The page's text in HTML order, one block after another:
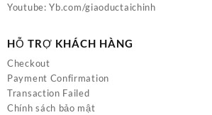
Youtube:Yb.com/giaoductaichinh
HỖ TRỢ KHÁCH HÀNG
Checkout
Payment Confirmation
Transaction Failed
Chính sách bảo mật